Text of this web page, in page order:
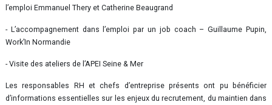
l’emploi Emmanuel Thery et Catherine Beaugrand
- L’accompagnement dans l’emploi par un job coach – Guillaume Pupin,
Work’In Normandie
- Visite des ateliers de l’APEI Seine & Mer
Les responsables RH et chefs d’entreprise présents ont pu bénéficier
d’informations essentielles sur les enjeux du recrutement, du maintien dans